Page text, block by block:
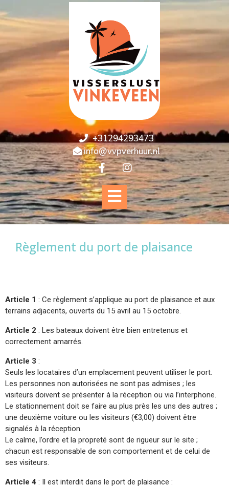
+31294293473
info@vvpverhuur.nl
Règlement du port de plaisance
Article 1 : Ce règlement s’applique au port de plaisance et aux
terrains adjacents, ouverts du 15 avril au 15 octobre.
Article 2 : Les bateaux doivent être bien entretenus et
correctement amarrés.
Article 3 :
Seuls les locataires d’un emplacement peuvent utiliser le port.
Les personnes non autorisées ne sont pas admises ; les
visiteurs doivent se présenter à la réception ou via l’interphone.
Le stationnement doit se faire au plus près les uns des autres ;
une deuxième voiture ou les visiteurs (€3,00) doivent être
signalés à la réception.
Le calme, l’ordre et la propreté sont de rigueur sur le site ;
chacun est responsable de son comportement et de celui de
ses visiteurs.
Article 4 : Il est interdit dans le port de plaisance :